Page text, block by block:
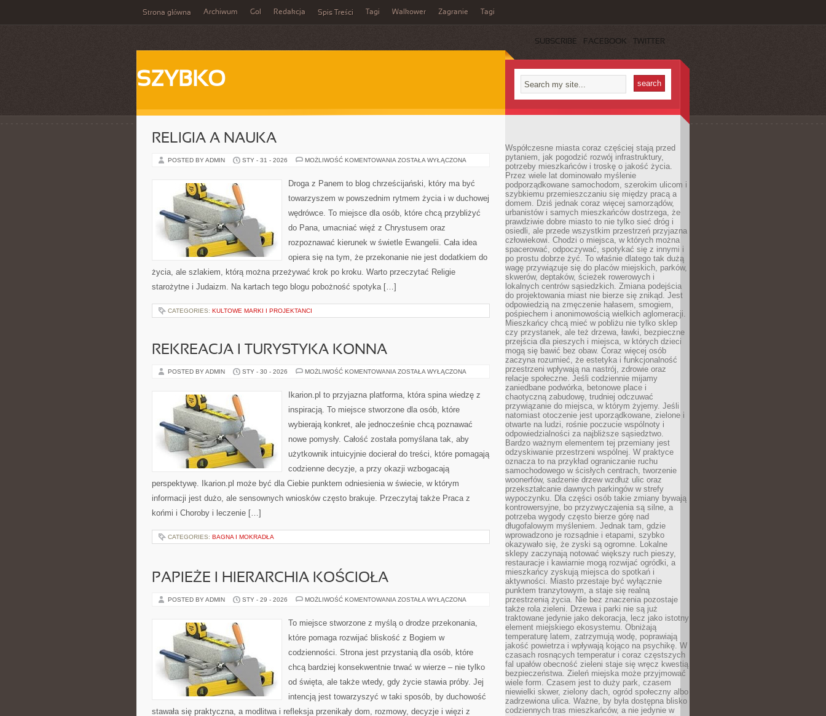
Strona główna Archiwum Gol Redakcja Spis Treści Tagi Walkower Zagranie Tagi
SUBSCRIBE FACEBOOK TWITTER
SZYBKO
RELIGIA A NAUKA
POSTED BY ADMIN STY - 31 - 2026 MOŻLIWOŚĆ KOMENTOWANIA RELIGIA
ZOSTAŁA WYŁĄCZONA
Droga z Panem to blog chrześcijański, który ma być
towarzyszem w powszednim rytmem życia i w duchowej
wędrówce. To miejsce dla osób, które chcą przybliżyć
do Pana, umacniać więź z Chrystusem oraz
rozpoznawać kierunek w świetle Ewangelii. Cała idea
opiera się na tym, że przekonanie nie jest dodatkiem do
życia, ale szlakiem, którą można przeżywać krok po kroku. Warto przeczytać Religie
starożytne i Judaizm. Na kartach tego blogu pobożność spotyka […]
CATEGORIES: KULTOWE MARKI I PROJEKTANCI
REKREACJA I TURYSTYKA KONNA
POSTED BY ADMIN STY - 30 - 2026 MOŻLIWOŚĆ KOMENTOWANIA REKREACJA
KONNA
ZOSTAŁA WYŁĄCZONA
Ikarion.pl to przyjazna platforma, która spina wiedzę z
inspiracją. To miejsce stworzone dla osób, które
wybierają konkret, ale jednocześnie chcą poznawać
nowe pomysły. Całość została pomyślana tak, aby
użytkownik intuicyjnie docierał do treści, które pomagają
codzienne decyzje, a przy okazji wzbogacają
perspektywę. Ikarion.pl może być dla Ciebie punktem odniesienia w świecie, w którym
informacji jest dużo, ale sensownych wniosków często brakuje. Przeczytaj także Praca z
końmi i Choroby i leczenie […]
CATEGORIES: BAGNA I MOKRADŁA
PAPIEŻE I HIERARCHIA KOŚCIOŁA
POSTED BY ADMIN STY - 29 - 2026 MOŻLIWOŚĆ KOMENTOWANIA PAPIEŻE
KOŚCIOŁA
ZOSTAŁA WYŁĄCZONA
To miejsce stworzone z myślą o drodze przekonania,
które pomaga rozwijać bliskość z Bogiem w
codzienności. Strona jest przystanią dla osób, które
chcą bardziej konsekwentnie trwać w wierze – nie tylko
od święta, ale także wtedy, gdy życie stawia próby. Jej
intencją jest towarzyszyć w taki sposób, by duchowość
stawała się praktyczna, a modlitwa i refleksja przenikały dom, rozmowy, decyzje i więzi z
Współczesne miasta coraz częściej stają przed
pytaniem, jak pogodzić rozwój infrastruktury,
potrzeby mieszkańców i troskę o jakość życia.
Przez wiele lat dominowało myślenie
podporządkowane samochodom, szerokim ulicom i
szybkiemu przemieszczaniu się między pracą a
domem. Dziś jednak coraz więcej samorządów,
urbanistów i samych mieszkańców dostrzega, że
prawdziwie dobre miasto to nie tylko sieć dróg i
osiedli, ale przede wszystkim przestrzeń przyjazna
człowiekowi. Chodzi o miejsca, w których można
spacerować, odpoczywać, spotykać się z innymi i
po prostu dobrze żyć. To właśnie dlatego tak dużą
wagę przywiązuje się do placów miejskich, parków,
skwerów, deptaków, ścieżek rowerowych i
lokalnych centrów sąsiedzkich. Zmiana podejścia
do projektowania miast nie bierze się znikąd. Jest
odpowiedzią na zmęczenie hałasem, smogiem,
pośpiechem i anonimowością wielkich aglomeracji.
Mieszkańcy chcą mieć w pobliżu nie tylko sklep
czy przystanek, ale też drzewa, ławki, bezpieczne
przejścia dla pieszych i miejsca, w których dzieci
mogą się bawić bez obaw. Coraz więcej osób
zaczyna rozumieć, że estetyka i funkcjonalność
przestrzeni wpływają na nastrój, zdrowie oraz
relacje społeczne. Jeśli codziennie mijamy
zaniedbane podwórka, betonowe place i
chaotyczną zabudowę, trudniej odczuwać
przywiązanie do miejsca, w którym żyjemy. Jeśli
natomiast otoczenie jest uporządkowane, zielone i
otwarte na ludzi, rośnie poczucie wspólnoty i
odpowiedzialności za najbliższe sąsiedztwo.
Bardzo ważnym elementem tej przemiany jest
odzyskiwanie przestrzeni wspólnej. W praktyce
oznacza to na przykład ograniczanie ruchu
samochodowego w ścisłych centrach, tworzenie
woonerfów, sadzenie drzew wzdłuż ulic oraz
przekształcanie dawnych parkingów w strefy
wypoczynku. Dla części osób takie zmiany bywają
kontrowersyjne, bo przyzwyczajenia są silne, a
potrzeba wygody często bierze górę nad
długofalowym myśleniem. Jednak tam, gdzie
wprowadzono je rozsądnie i etapami, szybko
okazywało się, że zyski są ogromne. Lokalne
sklepy zaczynają notować większy ruch pieszy,
restauracje i kawiarnie mogą rozwijać ogródki, a
mieszkańcy zyskują miejsca do spotkań i
aktywności. Miasto przestaje być wyłącznie
punktem tranzytowym, a staje się realną
przestrzenią życia. Nie bez znaczenia pozostaje
także rola zieleni. Drzewa i parki nie są już
traktowane jedynie jako dekoracja, lecz jako istotny
element miejskiego ekosystemu. Obniżają
temperaturę latem, zatrzymują wodę, poprawiają
jakość powietrza i wpływają kojąco na psychikę. W
czasach rosnących temperatur i coraz częstszych
fal upałów obecność zieleni staje się wręcz kwestią
bezpieczeństwa. Zieleń miejska może przyjmować
wiele form. Czasem jest to duży park, czasem
niewielki skwer, zielony dach, ogród społeczny albo
zadrzewiona ulica. Ważne, by była dostępna blisko
codziennych tras mieszkańców, a nie jedynie w